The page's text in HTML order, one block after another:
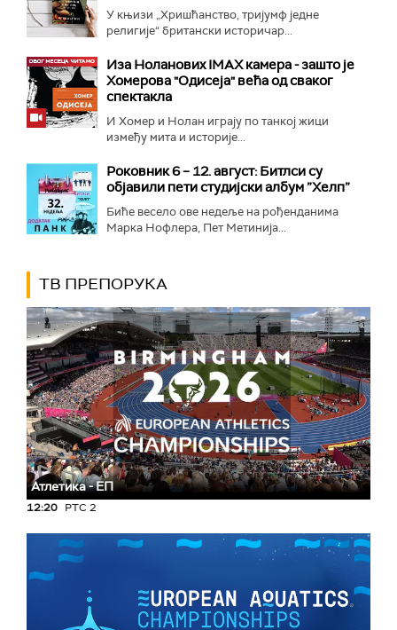
У књизи „Хришћанство, тријумф једне
религије“ британски историчар...
Иза Ноланових IMAX камера - зашто је
Хомерова "Одисеја" већа од сваког
спектакла
И Хомер и Нолан играју по танкој жици
између мита и историје...
Роковник 6 – 12. август: Битлси су
објавили пети студијски албум ”Хелп”
Биће весело ове недеље на рођенданима
Марка Нофлера, Пет Метинија...
ТВ ПРЕПОРУКА
Атлетика - ЕП
12:20 РТС 2